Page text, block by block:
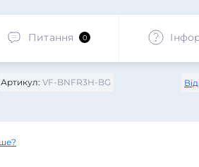
Питання 0
Артикул: VF-BNFR3H-BG